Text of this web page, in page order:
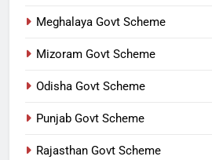
Meghalaya Govt Scheme
Mizoram Govt Scheme
Odisha Govt Scheme
Punjab Govt Scheme
Rajasthan Govt Scheme